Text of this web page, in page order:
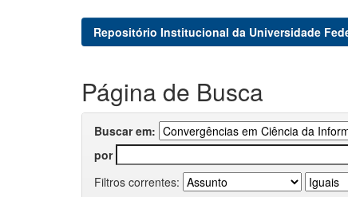
Repositório Institucional da Universidade
Página de Busca
Buscar em:
por
Filtros correntes: